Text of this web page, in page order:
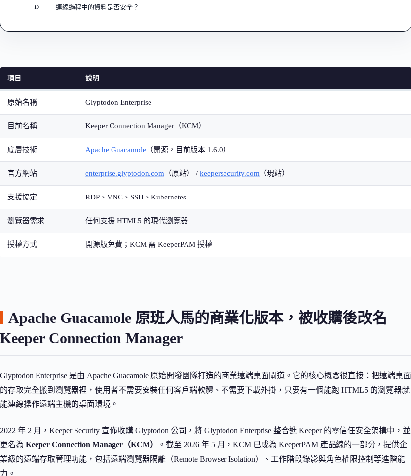
19 連線過程中的資料是否安全？
項目 說明
原始名稱 Glyptodon Enterprise
目前名稱 Keeper Connection Manager（KCM）
底層技術 Apache Guacamole （開源，目前版本 1.6.0）
官方網站 enterprise.glyptodon.com （原站） / keepersecurity.com （現站）
支援協定 RDP、VNC、SSH、Kubernetes
瀏覽器需求 任何支援 HTML5 的現代瀏覽器
授權方式 開源版免費；KCM 需 KeeperPAM 授權
Apache Guacamole 原班人馬的商業化版本，被收購後改名
Keeper Connection Manager
Glyptodon Enterprise 是由 Apache Guacamole 原始開發團隊打造的商業遠端桌面閘道。它的核心概念很直接：把遠端桌面
的存取完全搬到瀏覽器裡，使用者不需要安裝任何客戶端軟體、不需要下載外掛，只要有一個能跑 HTML5 的瀏覽器就
能連線操作遠端主機的桌面環境。
2022 年 2 月，Keeper Security 宣佈收購 Glyptodon 公司，將 Glyptodon Enterprise 整合進 Keeper 的零信任安全架構中，並
更名為 Keeper Connection Manager（KCM）
。截至 2026 年 5 月，KCM 已成為 KeeperPAM 產品線的一部分，提供企
業級的遠端存取管理功能，包括遠端瀏覽器隔離（Remote Browser Isolation）、工作階段錄影與角色權限控制等進階能
力。